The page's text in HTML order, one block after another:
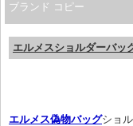
ブランド コピー
エルメスショルダーバッ
エルメス偽物バッグショ